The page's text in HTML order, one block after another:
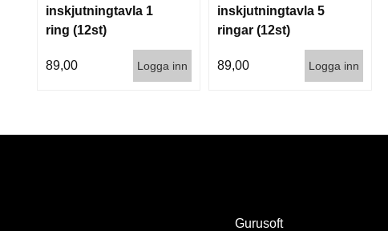
inskjutningtavla 1
ring (12st)
89,00 Logga inn
inskjutningtavla 5
ringar (12st)
89,00 Logga inn
Gurusoft